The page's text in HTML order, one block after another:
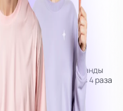
дохода
персональной команды
в среднем в 4 раза
без оператора.